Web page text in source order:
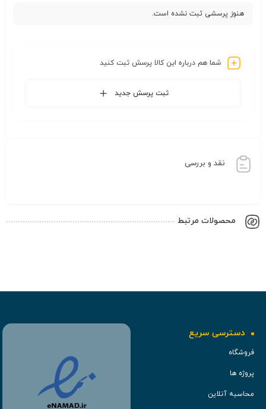
هنوز پرسشی ثبت نشده است.
شما هم درباره این کالا پرسش ثبت کنید
ثبت پرسش جدید
نقد و بررسی
محصولات مرتبط
دسترسی سریع
فروشگاه
پروژه ها
محاسبه آنلاین